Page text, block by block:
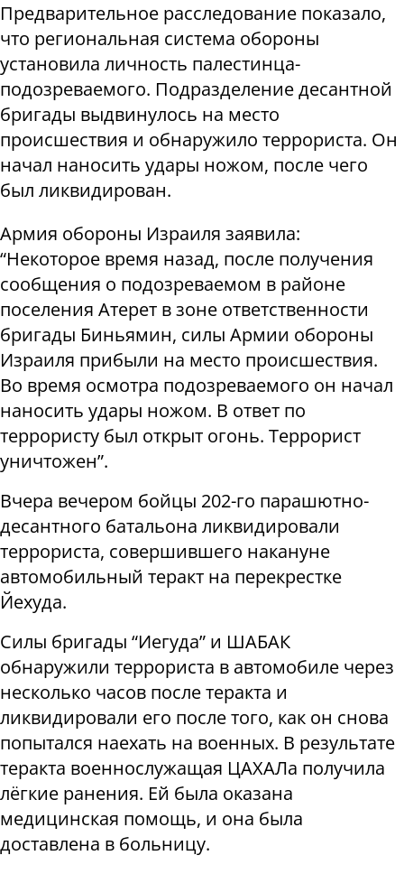
Предварительное расследование показало,
что региональная система обороны
установила личность палестинца-
подозреваемого. Подразделение десантной
бригады выдвинулось на место
происшествия и обнаружило террориста. Он
начал наносить удары ножом, после чего
был ликвидирован.
Армия обороны Израиля заявила:
“Некоторое время назад, после получения
сообщения о подозреваемом в районе
поселения Атерет в зоне ответственности
бригады Биньямин, силы Армии обороны
Израиля прибыли на место происшествия.
Во время осмотра подозреваемого он начал
наносить удары ножом. В ответ по
террористу был открыт огонь. Террорист
уничтожен”.
Вчера вечером бойцы 202-го парашютно-
десантного батальона ликвидировали
террориста, совершившего накануне
автомобильный теракт на перекрестке
Йехуда.
Силы бригады “Иегуда” и ШАБАК
обнаружили террориста в автомобиле через
несколько часов после теракта и
ликвидировали его после того, как он снова
попытался наехать на военных. В результате
теракта военнослужащая ​​ЦАХАЛа получила
лёгкие ранения. Ей была оказана
медицинская помощь, и она была
доставлена ​​в больницу.